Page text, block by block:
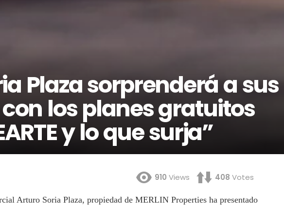
Plaza sorprenderá a sus
los planes gratuitos
y lo que surja”
910 Views 408 Votes
Arturo Soria Plaza, propiedad de MERLIN Properties ha presentado